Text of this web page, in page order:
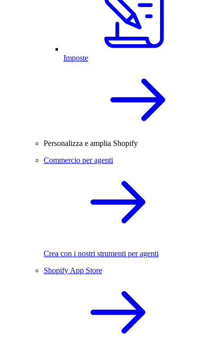
Imposte
Personalizza e amplia Shopify
Commercio per agenti
Crea con i nostri strumenti per agenti
Shopify App Store